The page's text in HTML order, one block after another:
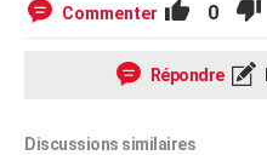
Commenter 0
Répondre
Discussions similaires